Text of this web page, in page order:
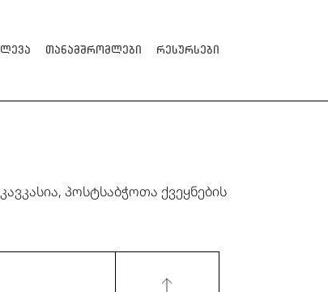
თანამშრომლები რესურსები
პოსტსაბჭოთა ქვეყნების